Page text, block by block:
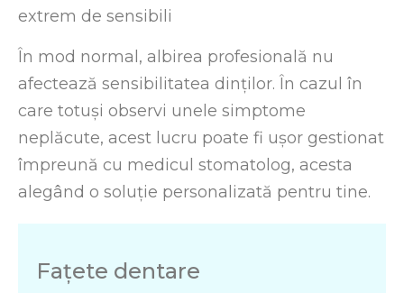
extrem de sensibili
În mod normal, albirea profesională nu
afectează sensibilitatea dinților. În cazul în
care totuși observi unele simptome
neplăcute, acest lucru poate fi ușor gestionat
împreună cu medicul stomatolog, acesta
alegând o soluție personalizată pentru tine.
Fațete dentare